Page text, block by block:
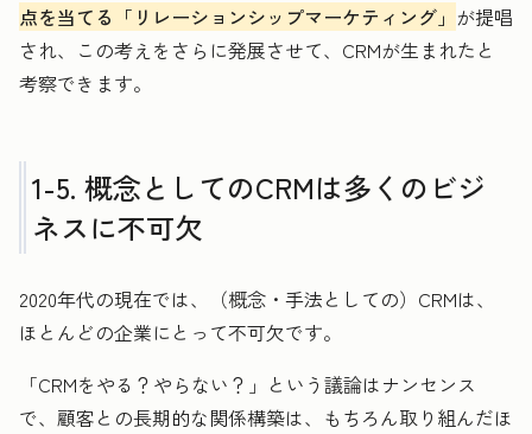
点を当てる「リレーションシップマーケティング」 が提唱
され、この考えをさらに発展させて、CRMが生まれたと
考察できます。
1-5. 概念としてのCRMは多くのビジ
ネスに不可欠
2020年代の現在では、（概念・手法としての）CRMは、
ほとんどの企業にとって不可欠です。
「CRMをやる？やらない？」という議論はナンセンス
で、顧客との長期的な関係構築は、もちろん取り組んだほ